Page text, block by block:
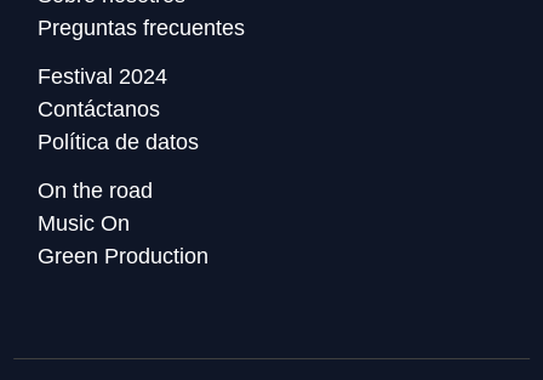
Preguntas frecuentes
Festival 2024
Contáctanos
Política de datos
On the road
Music On
Green Production